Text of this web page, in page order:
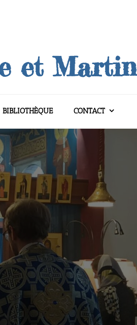
et Martin
BIBLIOTHÈQUE CONTACT